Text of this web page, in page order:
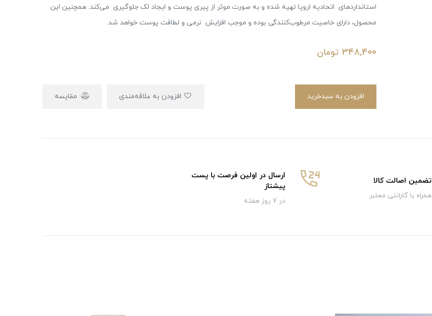
استانداردهای اتحادیه اروپا تهیه شده و به صورت موثر از پیری پوست و ایجاد لک جلوگیری می‌کند. همچنین این
محصول، دارای خاصیت مرطوب‌کنندگی بوده و موجب افزایش نرمی و لطافت پوست خواهد‌ شد.
348,400 تومان
افزودن به سبدخرید مقایسه
تضمین اصالت کالا
همراه با گارانتی معتبر
ارسال در اولین فرصت با پست
پیشتاز
در 7 روز هفته